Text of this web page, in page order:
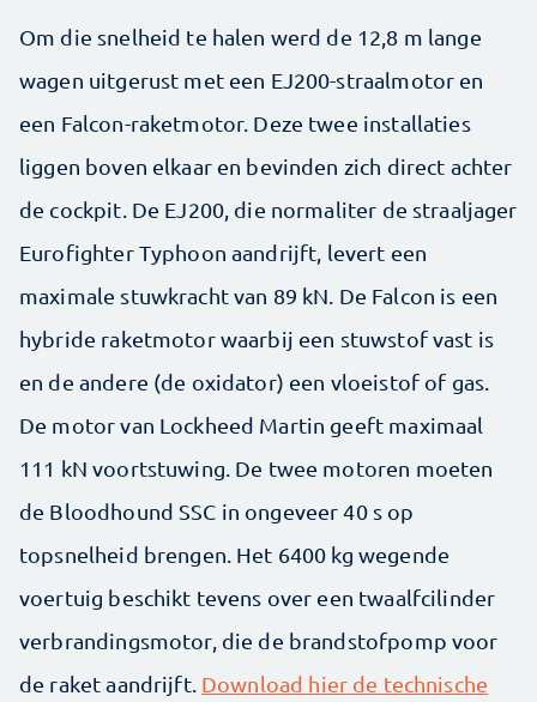
Om die snelheid te halen werd de 12,8 m lange
wagen uitgerust met een EJ200-straalmotor en
een Falcon-raketmotor. Deze twee installaties
liggen boven elkaar en bevinden zich direct achter
de cockpit. De EJ200, die normaliter de straaljager
Eurofighter Typhoon aandrijft, levert een
maximale stuwkracht van 89 kN. De Falcon is een
hybride raketmotor waarbij een stuwstof vast is
en de andere (de oxidator) een vloeistof of gas.
De motor van Lockheed Martin geeft maximaal
111 kN voortstuwing. De twee motoren moeten
de Bloodhound SSC in ongeveer 40 s op
topsnelheid brengen. Het 6400 kg wegende
voertuig beschikt tevens over een twaalfcilinder
verbrandingsmotor, die de brandstofpomp voor
de raket aandrijft. Download hier de technische